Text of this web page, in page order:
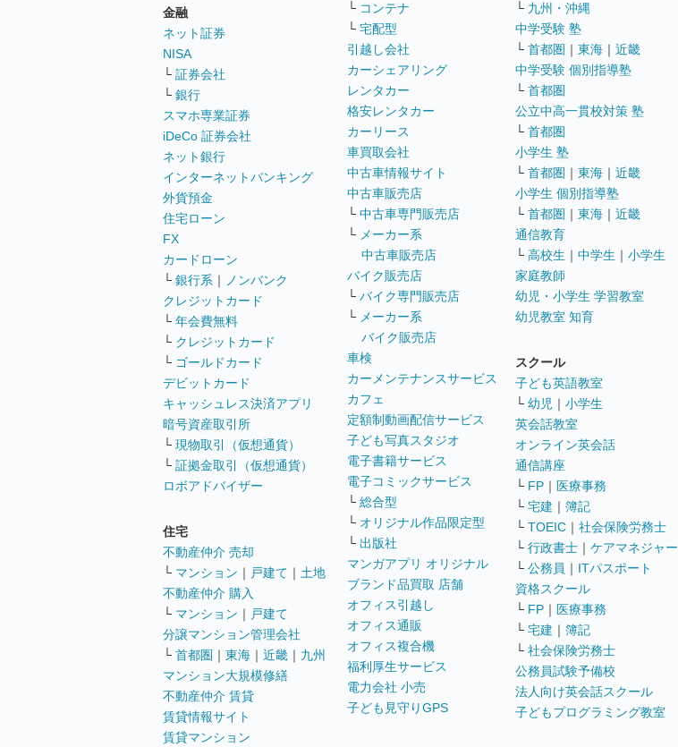
金融
ネット証券
NISA
└ 証券会社
└ 銀行
スマホ専業証券
iDeCo 証券会社
ネット銀行
インターネットバンキング
外貨預金
住宅ローン
FX
カードローン
└ 銀行系 ｜
ノンバンク
クレジットカード
└ 年会費無料
└ クレジットカード
└ ゴールドカード
デビットカード
キャッシュレス決済アプリ
暗号資産取引所
└ 現物取引（仮想通貨）
└ 証拠金取引（仮想通貨）
ロボアドバイザー
住宅
不動産仲介 売却
└ マンション ｜ 戸建て ｜ 土地
不動産仲介 購入
└ マンション ｜ 戸建て
分譲マンション管理会社
└ 首都圏 ｜ 東海 ｜ 近畿 ｜ 九州
マンション大規模修繕
不動産仲介 賃貸
賃貸情報サイト
賃貸マンション
└ コンテナ
└ 宅配型
引越し会社
カーシェアリング
レンタカー
格安レンタカー
カーリース
車買取会社
中古車情報サイト
中古車販売店
└ 中古車専門販売店
└ メーカー系
中古車販売店
バイク販売店
└ バイク専門販売店
└ メーカー系
バイク販売店
車検
カーメンテナンスサービス
カフェ
定額制動画配信サービス
子ども写真スタジオ
電子書籍サービス
電子コミックサービス
└ 総合型
└ オリジナル作品限定型
└ 出版社
マンガアプリ オリジナル
ブランド品買取 店舗
オフィス引越し
オフィス通販
オフィス複合機
福利厚生サービス
電力会社 小売
子ども見守りGPS
└ 九州・沖縄
中学受験 塾
└ 首都圏 ｜ 東海 ｜ 近畿
中学受験 個別指導塾
└ 首都圏
公立中高一貫校対策 塾
└ 首都圏
小学生 塾
└ 首都圏 ｜ 東海 ｜ 近畿
小学生 個別指導塾
└ 首都圏 ｜ 東海 ｜ 近畿
通信教育
└ 高校生 ｜ 中学生 ｜ 小学生
家庭教師
幼児・小学生 学習教室
幼児教室 知育
スクール
子ども英語教室
└ 幼児 ｜ 小学生
英会話教室
オンライン英会話
通信講座
└ FP ｜ 医療事務
└ 宅建 ｜ 簿記
└ TOEIC ｜ 社会保険労務士
└ 行政書士 ｜ ケアマネジャー
└ 公務員 ｜ ITパスポート
資格スクール
└ FP ｜ 医療事務
└ 宅建 ｜ 簿記
└ 社会保険労務士
公務員試験予備校
法人向け英会話スクール
子どもプログラミング教室